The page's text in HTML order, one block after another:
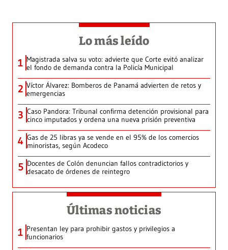
Lo más leído
1 Magistrada salva su voto: advierte que Corte evitó analizar
el fondo de demanda contra la Policía Municipal
2 Víctor Álvarez: Bomberos de Panamá advierten de retos y
emergencias
3 Caso Pandora: Tribunal confirma detención provisional para
cinco imputados y ordena una nueva prisión preventiva
4 Gas de 25 libras ya se vende en el 95% de los comercios
minoristas, según Acodeco
5 Docentes de Colón denuncian fallos contradictorios y
desacato de órdenes de reintegro
Últimas noticias
1 Presentan ley para prohibir gastos y privilegios a
funcionarios